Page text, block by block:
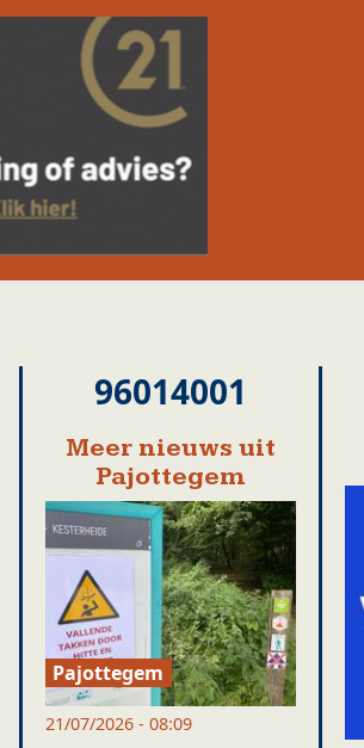
96014001
Meer nieuws uit
Pajottegem
Pajottegem
21/07/2026 - 08:09